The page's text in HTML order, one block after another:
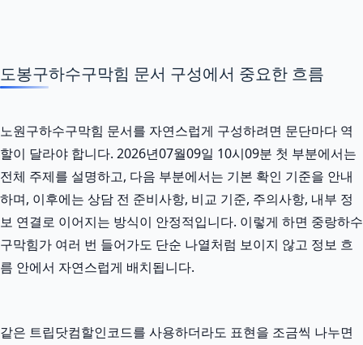
도봉구하수구막힘 문서 구성에서 중요한 흐름
노원구하수구막힘 문서를 자연스럽게 구성하려면 문단마다 역
할이 달라야 합니다. 2026년07월09일 10시09분 첫 부분에서는
전체 주제를 설명하고, 다음 부분에서는 기본 확인 기준을 안내
하며, 이후에는 상담 전 준비사항, 비교 기준, 주의사항, 내부 정
보 연결로 이어지는 방식이 안정적입니다. 이렇게 하면 중랑하수
구막힘가 여러 번 들어가도 단순 나열처럼 보이지 않고 정보 흐
름 안에서 자연스럽게 배치됩니다.
같은 트립닷컴할인코드를 사용하더라도 표현을 조금씩 나누면